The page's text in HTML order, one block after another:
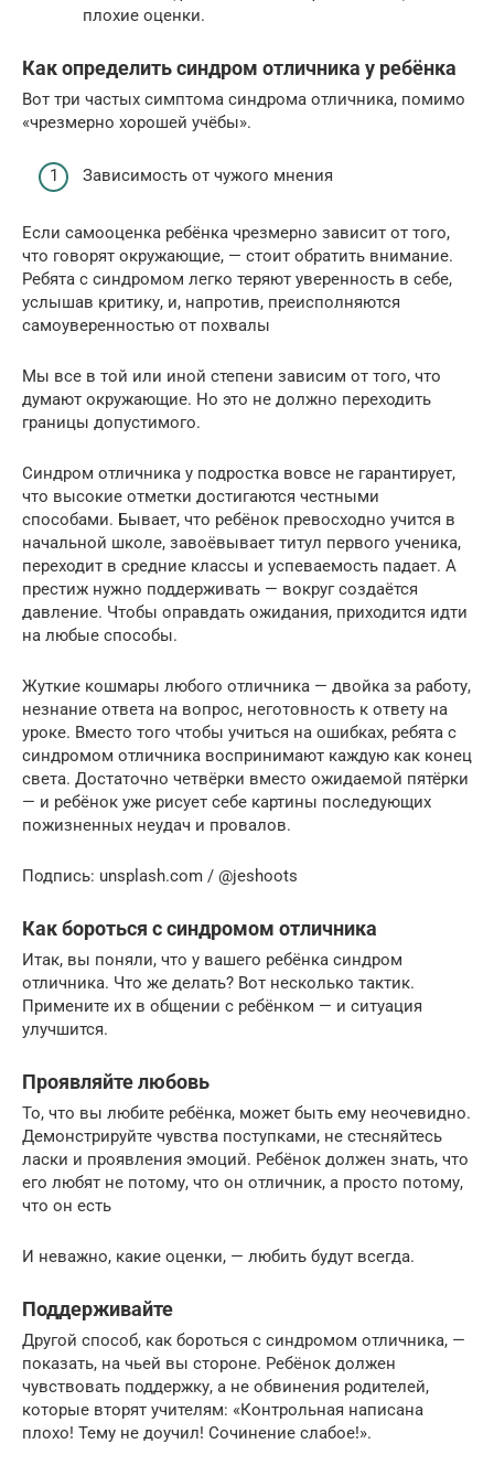
плохие оценки.
Как определить синдром отличника у ребёнка
Вот три частых симптома синдрома отличника, помимо
«чрезмерно хорошей учёбы».
Зависимость от чужого мнения
Если самооценка ребёнка чрезмерно зависит от того,
что говорят окружающие, — стоит обратить внимание.
Ребята с синдромом легко теряют уверенность в себе,
услышав критику, и, напротив, преисполняются
самоуверенностью от похвалы
Мы все в той или иной степени зависим от того, что
думают окружающие. Но это не должно переходить
границы допустимого.
Синдром отличника у подростка вовсе не гарантирует,
что высокие отметки достигаются честными
способами. Бывает, что ребёнок превосходно учится в
начальной школе, завоёвывает титул первого ученика,
переходит в средние классы и успеваемость падает. А
престиж нужно поддерживать — вокруг создаётся
давление. Чтобы оправдать ожидания, приходится идти
на любые способы.
Жуткие кошмары любого отличника — двойка за работу,
незнание ответа на вопрос, неготовность к ответу на
уроке. Вместо того чтобы учиться на ошибках, ребята с
синдромом отличника воспринимают каждую как конец
света. Достаточно четвёрки вместо ожидаемой пятёрки
— и ребёнок уже рисует себе картины последующих
пожизненных неудач и провалов.
Подпись: unsplash.com / @jeshoots
Как бороться с синдромом отличника
Итак, вы поняли, что у вашего ребёнка синдром
отличника. Что же делать? Вот несколько тактик.
Примените их в общении с ребёнком — и ситуация
улучшится.
Проявляйте любовь
То, что вы любите ребёнка, может быть ему неочевидно.
Демонстрируйте чувства поступками, не стесняйтесь
ласки и проявления эмоций. Ребёнок должен знать, что
его любят не потому, что он отличник, а просто потому,
что он есть
И неважно, какие оценки, — любить будут всегда.
Поддерживайте
Другой способ, как бороться с синдромом отличника, —
показать, на чьей вы стороне. Ребёнок должен
чувствовать поддержку, а не обвинения родителей,
которые вторят учителям: «Контрольная написана
плохо! Тему не доучил! Сочинение слабое!».